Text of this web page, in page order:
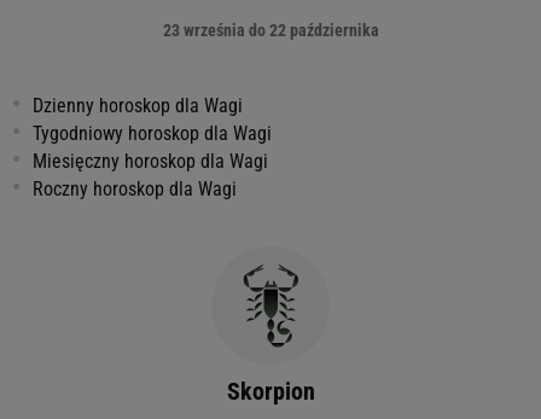
23 września do 22 października
Dzienny horoskop dla Wagi
Tygodniowy horoskop dla Wagi
Miesięczny horoskop dla Wagi
Roczny horoskop dla Wagi
Skorpion